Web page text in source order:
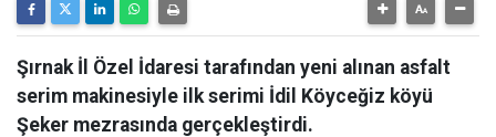
Şırnak İl Özel İdaresi tarafından yeni alınan asfalt
serim makinesiyle ilk serimi İdil Köyceğiz köyü
Şeker mezrasında gerçekleştirdi.